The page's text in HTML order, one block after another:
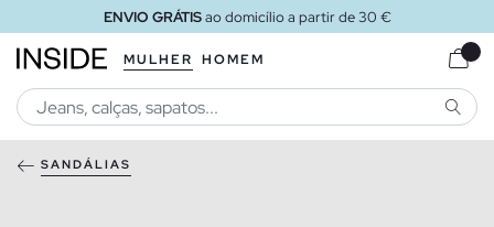
ENVIO GRÁTISao domicílio a partir de 30 €
MULHER HOMEM
SANDÁLIAS